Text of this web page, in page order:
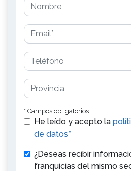
* Campos obligatorios
He leído y acepto la
de datos*
¿Deseas recibir
franquicias del mismo